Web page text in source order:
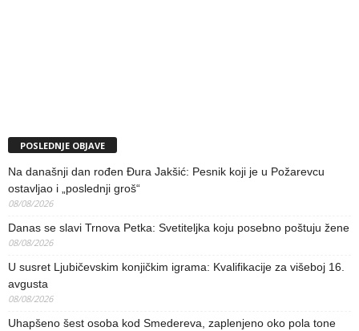
POSLEDNJE OBJAVE
Na današnji dan rođen Đura Jakšić: Pesnik koji je u Požarevcu
ostavljao i „poslednji groš“
08/08/2026
Danas se slavi Trnova Petka: Svetiteljka koju posebno poštuju žene
08/08/2026
U susret Ljubičevskim konjičkim igrama: Kvalifikacije za višeboj 16.
avgusta
08/08/2026
Uhapšeno šest osoba kod Smedereva, zaplenjeno oko pola tone